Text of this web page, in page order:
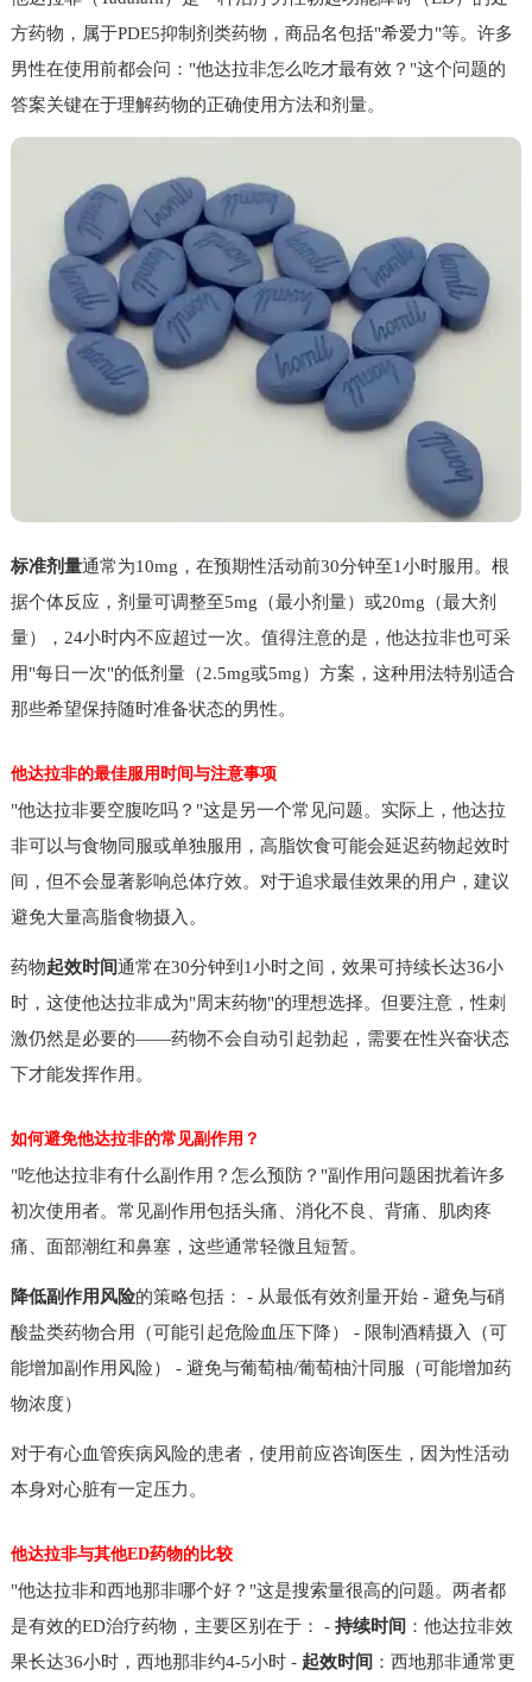
方药物，属于PDE5抑制剂类药物，商品名包括"希爱力"等。许多
男性在使用前都会问："他达拉非怎么吃才最有效？"这个问题的
答案关键在于理解药物的正确使用方法和剂量。
标准剂量通常为10mg，在预期性活动前30分钟至1小时服用。根
据个体反应，剂量可调整至5mg（最小剂量）或20mg（最大剂
量），24小时内不应超过一次。值得注意的是，他达拉非也可采
用"每日一次"的低剂量（2.5mg或5mg）方案，这种用法特别适合
那些希望保持随时准备状态的男性。
他达拉非的最佳服用时间与注意事项
"他达拉非要空腹吃吗？"这是另一个常见问题。实际上，他达拉
非可以与食物同服或单独服用，高脂饮食可能会延迟药物起效时
间，但不会显著影响总体疗效。对于追求最佳效果的用户，建议
避免大量高脂食物摄入。
药物起效时间通常在30分钟到1小时之间，效果可持续长达36小
时，这使他达拉非成为"周末药物"的理想选择。但要注意，性刺
激仍然是必要的——药物不会自动引起勃起，需要在性兴奋状态
下才能发挥作用。
如何避免他达拉非的常见副作用？
"吃他达拉非有什么副作用？怎么预防？"副作用问题困扰着许多
初次使用者。常见副作用包括头痛、消化不良、背痛、肌肉疼
痛、面部潮红和鼻塞，这些通常轻微且短暂。
降低副作用风险的策略包括： - 从最低有效剂量开始 - 避免与硝
酸盐类药物合用（可能引起危险血压下降） - 限制酒精摄入（可
能增加副作用风险） - 避免与葡萄柚/葡萄柚汁同服（可能增加药
物浓度）
对于有心血管疾病风险的患者，使用前应咨询医生，因为性活动
本身对心脏有一定压力。
他达拉非与其他ED药物的比较
"他达拉非和西地那非哪个好？"这是搜索量很高的问题。两者都
是有效的ED治疗药物，主要区别在于： - 持续时间 ：他达拉非效
果长达36小时，西地那非约4-5小时 - 起效时间 ：西地那非通常更